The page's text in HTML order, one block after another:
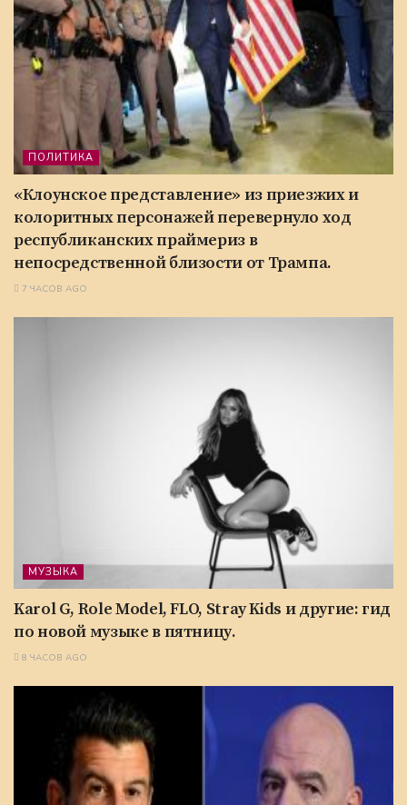
ПОЛИТИКА
«Клоунское представление» из приезжих и
колоритных персонажей перевернуло ход
республиканских праймериз в
непосредственной близости от Трампа.
7 ЧАСОВ AGO
МУЗЫКА
Karol G, Role Model, FLO, Stray Kids и другие: гид
по новой музыке в пятницу.
8 ЧАСОВ AGO